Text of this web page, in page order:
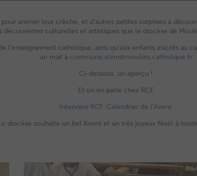
animer leur crèche, et d’autres petites surprises à
découvertes culturelles et artistiques que le diocèse de
l’enseignement catholique, ainsi qu’aux enfants inscrits au
un mail à communication@moulins.catholique.fr
Ci-dessous, un aperçu !
Et on en parle chez RCF
Interview RCF-Calendrier de l’Avent
diocèse souhaite un bel Avent et un très joyeux Noël à